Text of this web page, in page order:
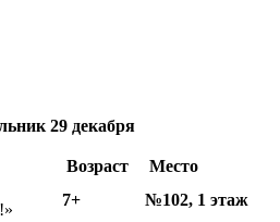
29 декабря
Возраст
Место
7+ №102, 1 этаж